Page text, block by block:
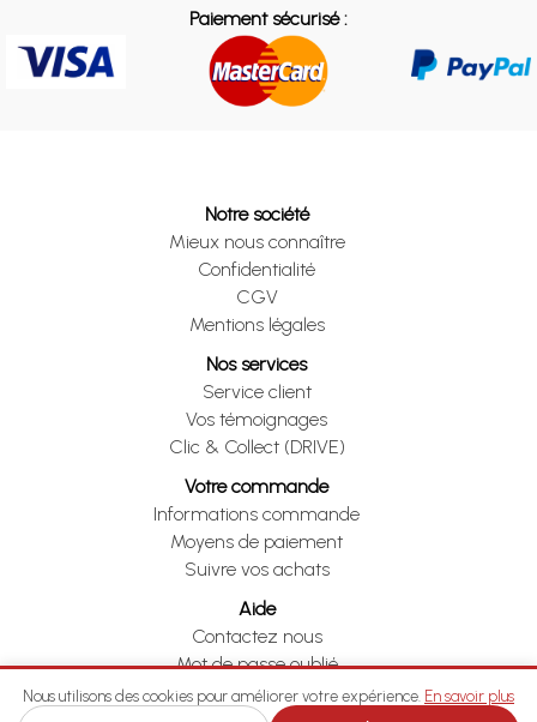
Paiement sécurisé :
Notre société
Mieux nous connaître
Confidentialité
CGV
Mentions légales
Nos services
Service client
Vos témoignages
Clic & Collect (DRIVE)
Votre commande
Informations commande
Moyens de paiement
Suivre vos achats
Aide
Contactez nous
Mot de passe oublié
Je me rétracte
Nous utilisons des cookies pour améliorer votre expérience. En savoir plus